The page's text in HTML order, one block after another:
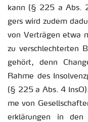
kann (§ 225 a Abs.
gers wird zudem
von Ver­trä­gen etwa
zu ver­schlech­ter­ten
ge­hört, denn
Rahme des
(§ 225 a Abs. 4
me von
er­klä­run­gen in den